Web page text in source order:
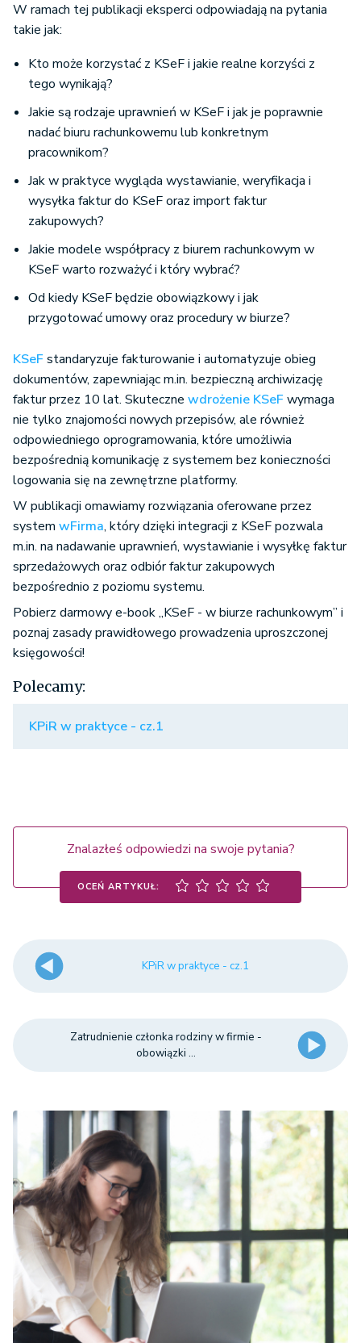
W ramach tej publikacji eksperci odpowiadają na pytania
takie jak:
Kto może korzystać z KSeF i jakie realne korzyści z
tego wynikają?
Jakie są rodzaje uprawnień w KSeF i jak je poprawnie
nadać biuru rachunkowemu lub konkretnym
pracownikom?
Jak w praktyce wygląda wystawianie, weryfikacja i
wysyłka faktur do KSeF oraz import faktur
zakupowych?
Jakie modele współpracy z biurem rachunkowym w
KSeF warto rozważyć i który wybrać?
Od kiedy KSeF będzie obowiązkowy i jak
przygotować umowy oraz procedury w biurze?
KSeFstandaryzuje fakturowanie i automatyzuje obieg
dokumentów, zapewniając m.in. bezpieczną archiwizację
faktur przez 10 lat. Skuteczne wdrożenie KSeFwymaga
nie tylko znajomości nowych przepisów, ale również
odpowiedniego oprogramowania, które umożliwia
bezpośrednią komunikację z systemem bez konieczności
logowania się na zewnętrzne platformy.
W publikacji omawiamy rozwiązania oferowane przez
system wFirma, który dzięki integracji z KSeF pozwala
m.in. na nadawanie uprawnień, wystawianie i wysyłkę faktur
sprzedażowych oraz odbiór faktur zakupowych
bezpośrednio z poziomu systemu.
Pobierz darmowy e-book „KSeF - w biurze rachunkowym” i
poznaj zasady prawidłowego prowadzenia uproszczonej
księgowości!
Polecamy:
KPiR w praktyce - cz.1
Znalazłeś odpowiedzi na swoje pytania?
OCEŃ ARTYKUŁ:
KPiR w praktyce - cz.1
Zatrudnienie członka rodziny w firmie -
obowiązki ...